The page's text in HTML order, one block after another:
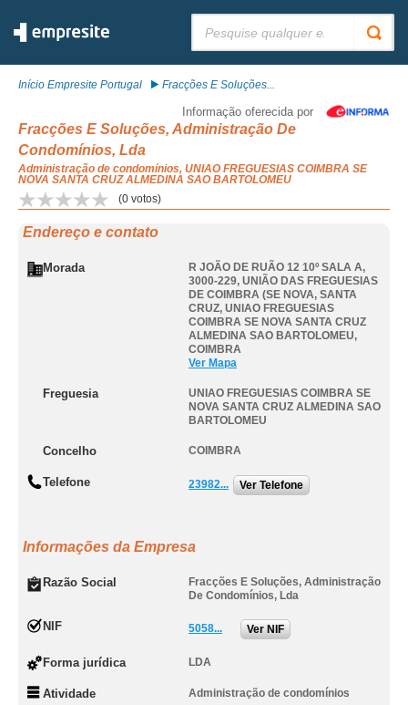
Início Empresite Portugal Fracções E Soluções...
Informação oferecida por
Fracções E Soluções, Administração De
Condomínios, Lda
Administração de condomínios, UNIAO FREGUESIAS COIMBRA SE
NOVA SANTA CRUZ ALMEDINA SAO BARTOLOMEU
(0 votos)
Endereço e contato
Morada
R JOÃO DE RUÃO 12 10º SALA A,
3000-229, UNIÃO DAS FREGUESIAS
DE COIMBRA (SE NOVA, SANTA
CRUZ, UNIAO FREGUESIAS
COIMBRA SE NOVA SANTA CRUZ
ALMEDINA SAO BARTOLOMEU,
COIMBRA
Ver Mapa
Freguesia
UNIAO FREGUESIAS COIMBRA SE
NOVA SANTA CRUZ ALMEDINA SAO
BARTOLOMEU
Concelho COIMBRA
Telefone 23982... Ver Telefone
Informações da Empresa
Razão Social
Fracções E Soluções, Administração
De Condomínios, Lda
NIF 5058... Ver NIF
Forma jurídica LDA
Atividade Administração de condomínios